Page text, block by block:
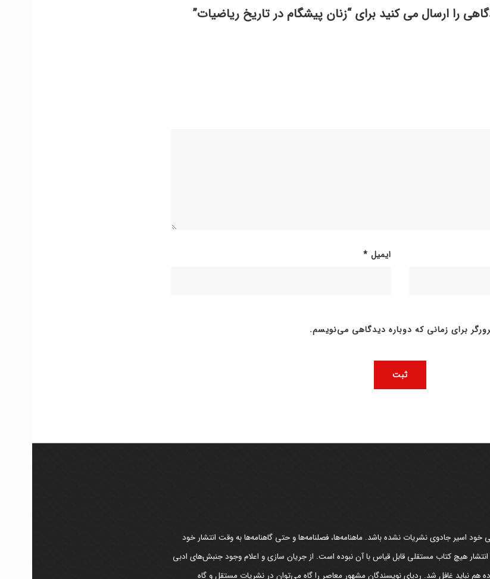
را ارسال می کنید برای “زنان پیشگام در تاریخ ریاضیات”
ایمیل *
برای زمانی که دوباره دیدگاهی می‌نویسم.
اسیر جادوی نشریات نشده باشد. ماهنامه‌ها، فصلنامه‌ها و حتی گاهنامه‌ها به وقت انتشار خود
انتشار هیچ کتاب مستقلی قابل قیاس با آن نبوده است. از جریان سازی و اعلام وجود جنبش‌های ادبی
هم نباید غافل شد. ردپای نویسندگان مشهور معاصر را گاه می‌توان در نشریات مستقل و گاه